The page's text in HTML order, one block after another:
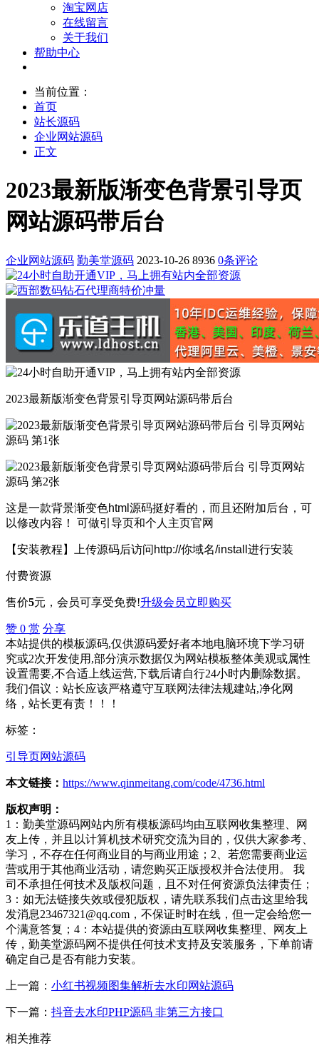
淘宝网店
在线留言
关于我们
帮助中心
当前位置：
首页
站长源码
企业网站源码
正文
2023最新版渐变色背景引导页
网站源码带后台
企业网站源码 勤美堂源码 2023-10-26 8936 0条评论
2023最新版渐变色背景引导页网站源码带后台
这是一款背景渐变色html源码挺好看的，而且还附加后台，可
以修改内容！ 可做引导页和个人主页官网
【安装教程】上传源码后访问http://你域名/install进行安装
付费资源
售价5元 ，会员可享受免费!升级会员立即购买
赞 0 赏 分享
本站提供的模板源码,仅供源码爱好者本地电脑环境下学习研
究或2次开发使用,部分演示数据仅为网站模板整体美观或属性
设置需要,不合适上线运营,下载后请自行24小时内删除数据。
我们倡议：站长应该严格遵守互联网法律法规建站,净化网
络，站长更有责！！！
标签：
引导页网站源码
本文链接： https://www.qinmeitang.com/code/4736.html
版权声明：
1：勤美堂源码网站内所有模板源码均由互联网收集整理、网
友上传，并且以计算机技术研究交流为目的，仅供大家参考、
学习，不存在任何商业目的与商业用途；2、若您需要商业运
营或用于其他商业活动，请您购买正版授权并合法使用。 我
司不承担任何技术及版权问题，且不对任何资源负法律责任；
3：如无法链接失效或侵犯版权，请先联系我们点击这里给我
发消息23467321@qq.com，不保证时时在线，但一定会给您一
个满意答复；4：本站提供的资源由互联网收集整理、网友上
传，勤美堂源码网不提供任何技术支持及安装服务，下单前请
确定自己是否有能力安装。
上一篇： 小红书视频图集解析去水印网站源码
下一篇： 抖音去水印PHP源码 非第三方接口
相关推荐